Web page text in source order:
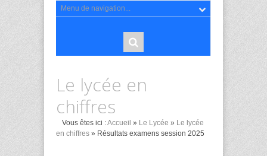
Le lycée en
chiffres
Vous êtes ici :Accueil » Le Lycée » Le lycée
en chiffres » Résultats examens session 2025